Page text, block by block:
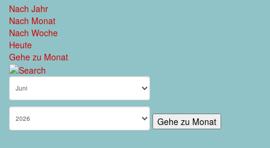
Nach Jahr
Nach Monat
Nach Woche
Heute
Gehe zu Monat
Gehe zu Monat